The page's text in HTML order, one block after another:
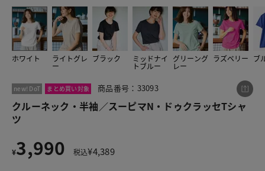
ホワイト ライトグレ
ー
ブラック ミッドナイ
トブルー
グリーング
レー
ラズベリー ブ
21
new! DoT まとめ買い対象 商品番号：33093
クルーネック・半袖／スーピマN・ドゥクラッセTシャ
ツ
¥3,990 税込¥4,389
この商品をシェアする
クルーネック・半袖／スーピマN・ドゥクラッセTシ